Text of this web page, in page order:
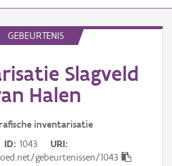
GEBEURTENIS
Slagveld
Halen
inventarisatie
ID 1043
URI
gebeurtenissen/1043